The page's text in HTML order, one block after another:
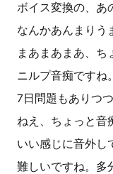
ボイス変換の、あ
なんかあんまりう
まあまあまあ、ち
ニルプ音痴ですね
7日問題もありつつ
ねえ、ちょっと音
いい感じに音外し
難しいですね。多